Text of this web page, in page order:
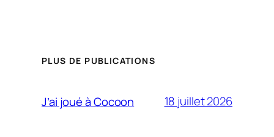
PLUS DE PUBLICATIONS
J’ai joué à Cocoon 18 juillet 2026